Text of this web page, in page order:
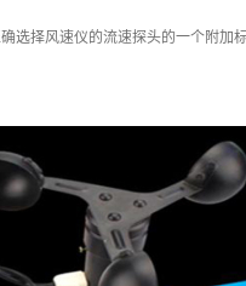
选择风速仪的流速探头的一个附